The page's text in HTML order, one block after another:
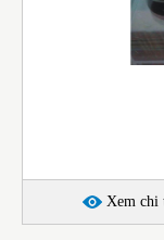
Xem chi